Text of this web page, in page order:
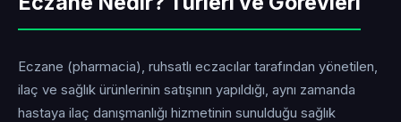
Eczane (pharmacia), ruhsatlı eczacılar tarafından yönetilen,
ilaç ve sağlık ürünlerinin satışının yapıldığı, aynı zamanda
hastaya ilaç danışmanlığı hizmetinin sunulduğu sağlık